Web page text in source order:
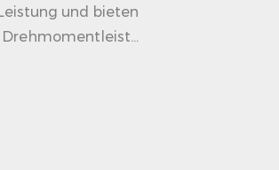
und bieten